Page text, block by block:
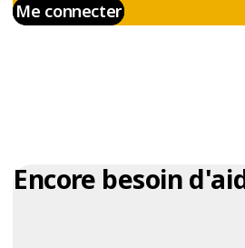
Me connecter
Encore besoin